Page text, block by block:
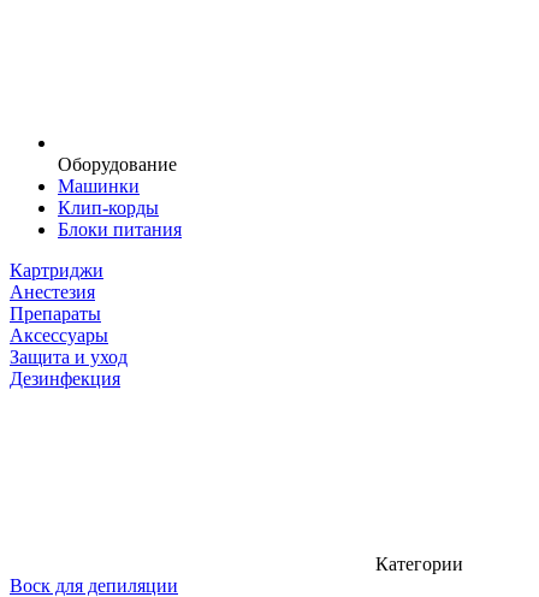
Оборудование
Машинки
Клип-корды
Блоки питания
Картриджи
Анестезия
Препараты
Аксессуары
Защита и уход
Дезинфекция
Категории
Воск для депиляции